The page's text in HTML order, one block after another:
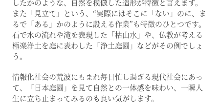
したかのような、自然を模倣した造形が特徴と言えます。
また「見立て」という、“実際にはそこに「ない」のに、ま
るで「ある」かのように設える作業”も特徴のひとつです。
石で水の流れや滝を表現した「枯山水」や、仏教が考える
極楽浄土を庭に表わした「浄土庭園」などがその例でしょ
う。
情報化社会の荒波にもまれ毎日忙し過ぎる現代社会にあっ
て、「日本庭園」を見て自然との一体感を味わい、一瞬人
生に立ち止まってみるのも良い気がします。